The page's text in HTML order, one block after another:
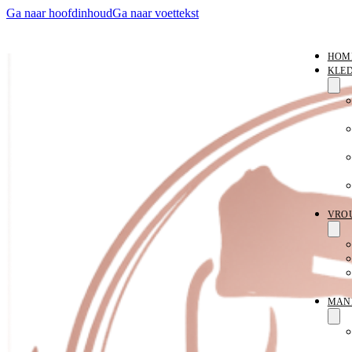
Ga naar hoofdinhoudGa naar voettekst